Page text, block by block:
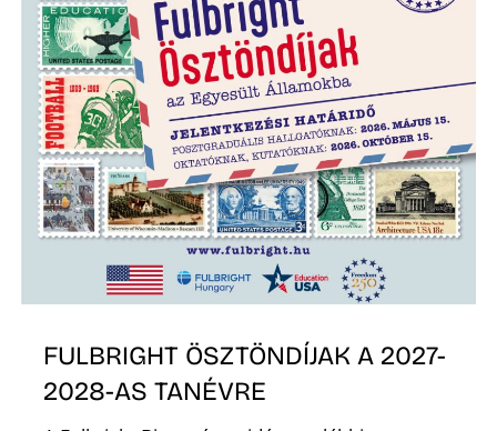
FULBRIGHT ÖSZTÖNDÍJAK A 2027-
2028-AS TANÉVRE